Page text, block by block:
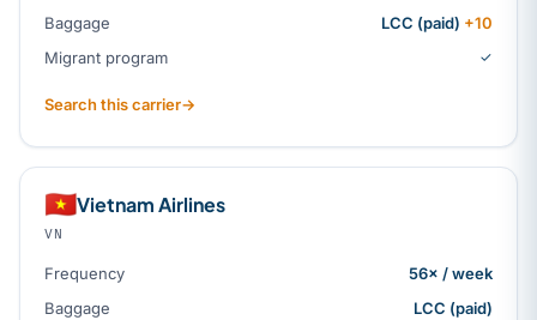
Baggage
LCC (paid) +10
Migrant program
✓
Search this carrier→
🇻🇳Vietnam Airlines
VN
Frequency
56× / week
Baggage
LCC (paid)